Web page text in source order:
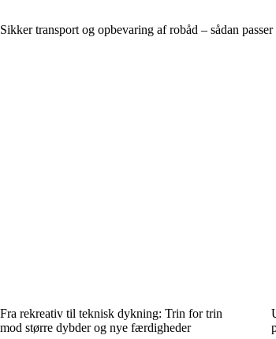
Sikker transport og opbevaring af robåd – sådan
Fra rekreativ til teknisk dykning: Trin for trin
mod større dybder og nye færdigheder